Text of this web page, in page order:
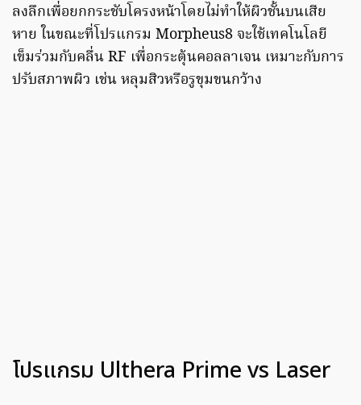
ลงลึกเพื่อยกกระชับโครงหน้าโดยไม่ทำให้ผิวชั้นบนเสีย
หาย ในขณะที่โปรแกรม Morpheus8 จะใช้เทคโนโลยี
เข็มร่วมกับคลื่น RF เพื่อกระตุ้นคอลลาเจน เหมาะกับการ
ปรับสภาพผิว เช่น หลุมสิวหรือรูขุมขนกว้าง
โปรแกรม Ulthera Prime vs Laser